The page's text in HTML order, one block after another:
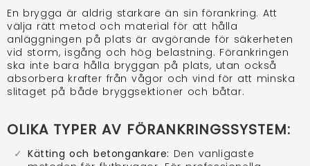
En brygga är aldrig starkare än sin förankring. Att
välja rätt metod och material för att hålla
anläggningen på plats är avgörande för säkerheten
vid storm, isgång och hög belastning. Förankringen
ska inte bara hålla bryggan på plats, utan också
absorbera krafter från vågor och vind för att minska
slitaget på både bryggsektioner och båtar.
OLIKA TYPER AV FÖRANKRINGSSYSTEM:
Kätting och betongankare: Den vanligaste